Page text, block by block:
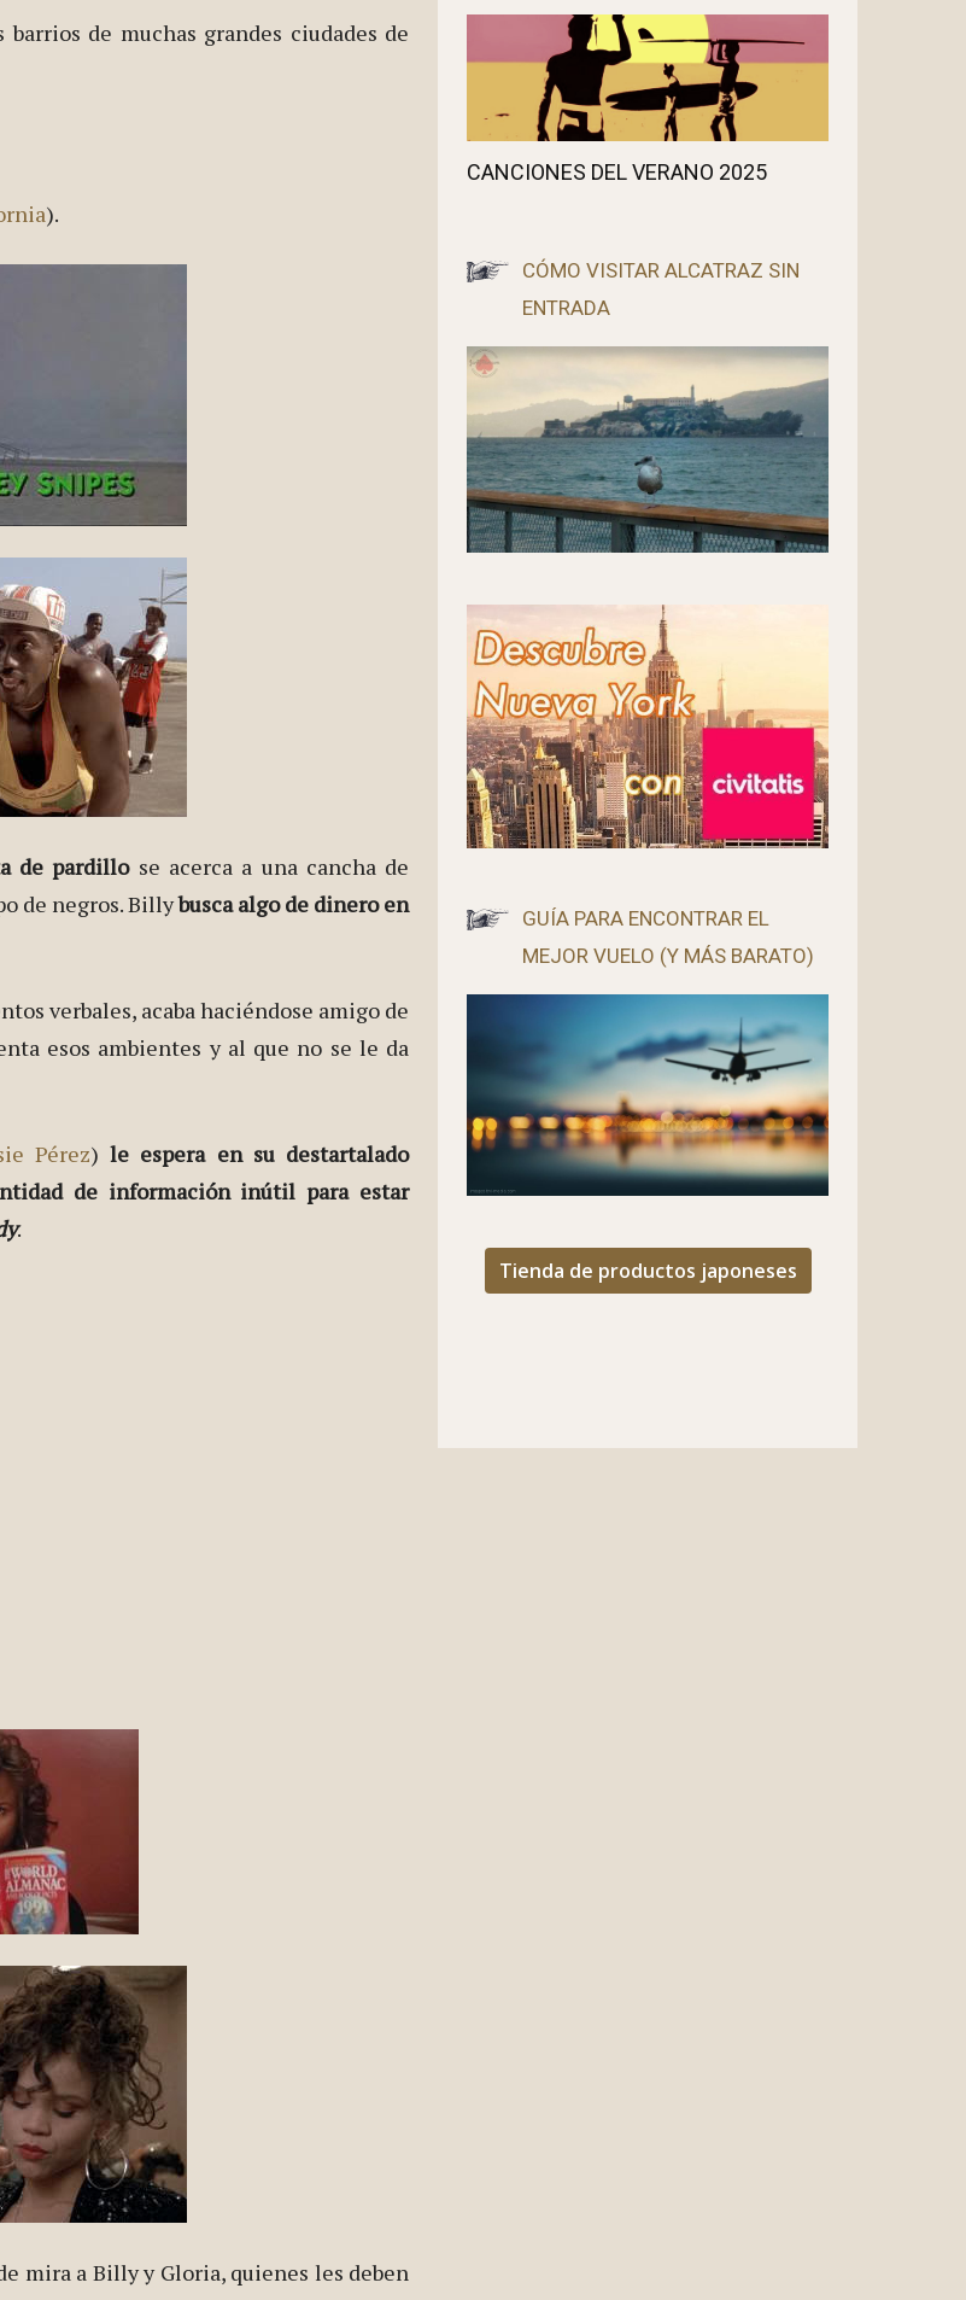
de muchas grandes ciudades de
).
de pardillose acerca a una cancha de
de negros. Billybusca algo de dinero en
verbales, acaba haciéndose amigo de
esos ambientes y al que no se le da
Pérez)le espera en su destartalado
de información inútil para estar
.
mira a Billy y Gloria, quienes les deben
CANCIONES DEL VERANO 2025
CÓMO VISITAR ALCATRAZ SIN
ENTRADA
GUÍA PARA ENCONTRAR EL
MEJOR VUELO (Y MÁS BARATO)
Tienda de productos japoneses